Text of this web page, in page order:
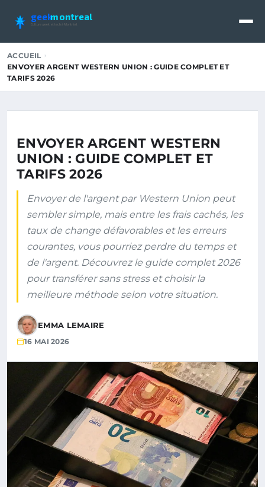
geekmontreal
Culture geek et tech à Montréal
ACCUEIL
ENVOYER ARGENT WESTERN UNION : GUIDE COMPLET ET
TARIFS 2026
ENVOYER ARGENT WESTERN
UNION : GUIDE COMPLET ET
TARIFS 2026
Envoyer de l'argent par Western Union peut
sembler simple, mais entre les frais cachés, les
taux de change défavorables et les erreurs
courantes, vous pourriez perdre du temps et
de l'argent. Découvrez le guide complet 2026
pour transférer sans stress et choisir la
meilleure méthode selon votre situation.
EMMA LEMAIRE
16 MAI 2026